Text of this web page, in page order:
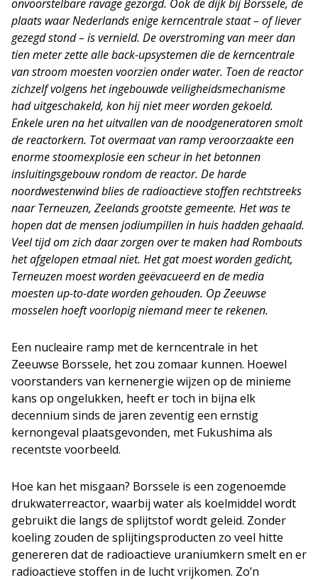
onvoorstelbare ravage gezorgd. Ook de dijk bij Borssele, de
plaats waar Nederlands enige kerncentrale staat – of liever
gezegd stond – is vernield. De overstroming van meer dan
tien meter zette alle back-upsystemen die de kerncentrale
van stroom moesten voorzien onder water. Toen de reactor
zichzelf volgens het ingebouwde veiligheidsmechanisme
had uitgeschakeld, kon hij niet meer worden gekoeld.
Enkele uren na het uitvallen van de noodgeneratoren smolt
de reactorkern. Tot overmaat van ramp veroorzaakte een
enorme stoomexplosie een scheur in het betonnen
insluitingsgebouw rondom de reactor. De harde
noordwestenwind blies de radioactieve stoffen rechtstreeks
naar Terneuzen, Zeelands grootste gemeente. Het was te
hopen dat de mensen jodiumpillen in huis hadden gehaald.
Veel tijd om zich daar zorgen over te maken had Rombouts
het afgelopen etmaal niet. Het gat moest worden gedicht,
Terneuzen moest worden geëvacueerd en de media
moesten up-to-date worden gehouden. Op Zeeuwse
mosselen hoeft voorlopig niemand meer te rekenen.
Een nucleaire ramp met de kerncentrale in het
Zeeuwse Borssele, het zou zomaar kunnen. Hoewel
voorstanders van kernenergie wijzen op de minieme
kans op ongelukken, heeft er toch in bijna elk
decennium sinds de jaren zeventig een ernstig
kernongeval plaatsgevonden, met Fukushima als
recentste voorbeeld.
Hoe kan het misgaan? Borssele is een zogenoemde
drukwaterreactor, waarbij water als koelmiddel wordt
gebruikt die langs de splijtstof wordt geleid. Zonder
koeling zouden de splijtingsproducten zo veel hitte
genereren dat de radioactieve uraniumkern smelt en er
radioactieve stoffen in de lucht vrijkomen. Zo’n